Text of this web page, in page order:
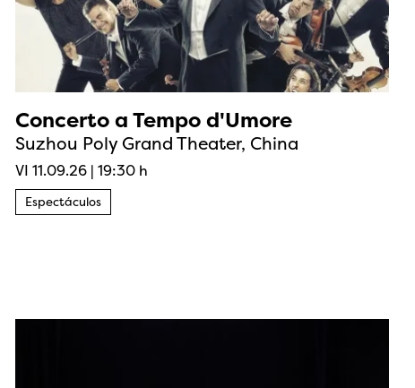
Concerto a Tempo d'Umore
Suzhou Poly Grand Theater, China
VI 11.09.26 | 19:30 h
Espectáculos